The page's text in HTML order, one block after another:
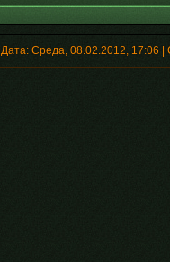
Дата: Среда, 08.02.2012, 17:06